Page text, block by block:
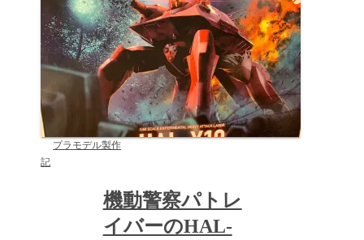
プラモデル製作
記
機動警察パトレ
イバーのHAL-